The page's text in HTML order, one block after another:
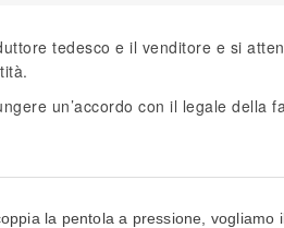
tedesco e il venditore e si
un’accordo con il legale della
la pentola a pressione, vogliamo